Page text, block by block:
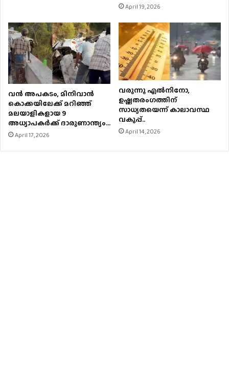
April 19, 2026
വൻ അപകടം, മിനിവാൻ
കൊക്കയിലേക്ക് മറിഞ്ഞ്
മലയാളികളായ 9
അധ്യാപകർക്ക് ദാരുണാന്ത്യം…
April 17, 2026
വരുന്നൂ എല്‍നിനോ,
ഉഷ്ണതരംഗത്തിന്
സാധ്യതയെന്ന് കാലാവസ്ഥ
വകുപ്പ്..
April 14, 2026